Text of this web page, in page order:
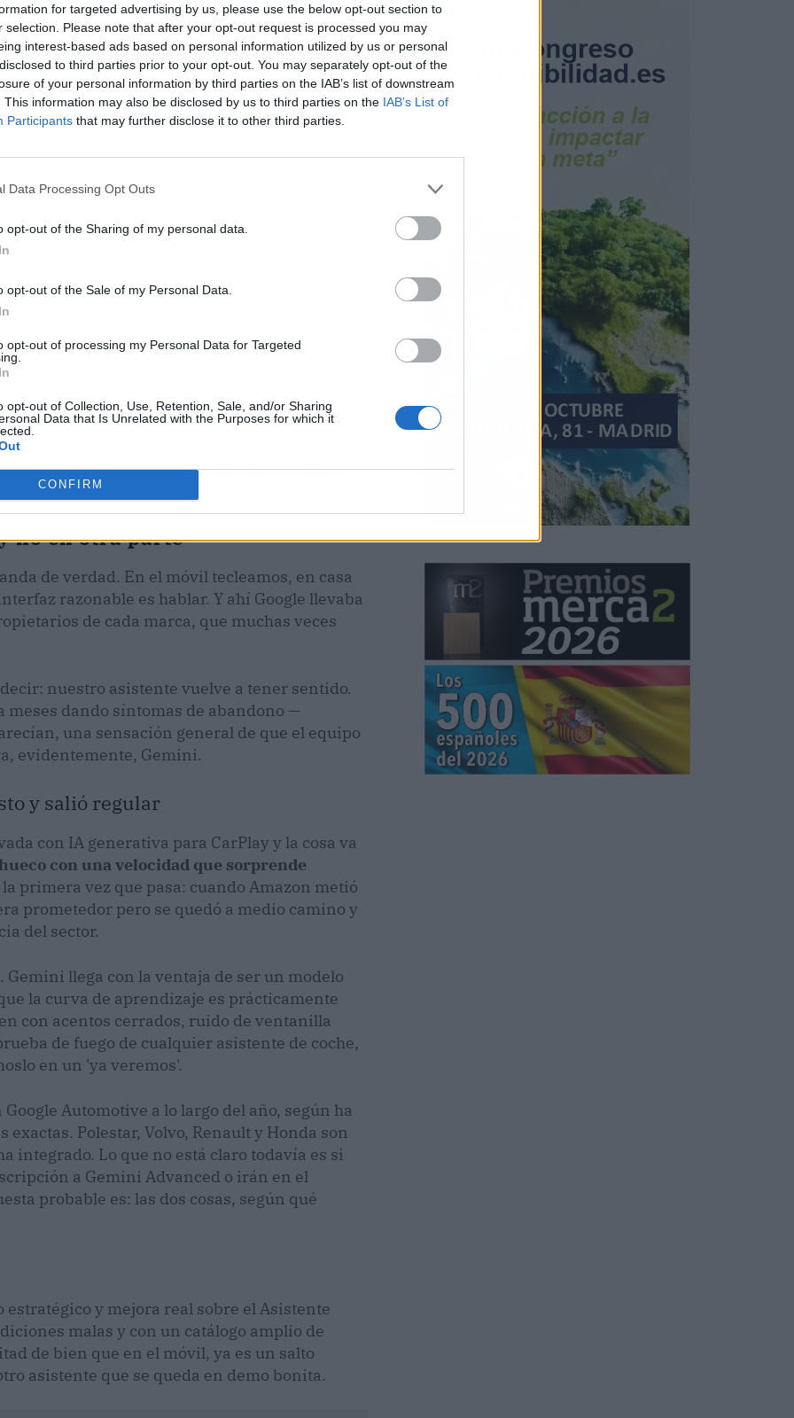
for targeted advertising by us, please use the below opt-out section to
selection. Please note that after your opt-out request is processed you may
interest-based ads based on personal information utilized by us or personal
to third parties prior to your opt-out. You may separately opt-out of the
of your personal information by third parties on the IAB’s list of downstream
This information may also be disclosed by us to third parties on the IAB’s List of
Participants that may further disclose it to other third parties.
Data Processing Opt Outs
opt-out of the Sharing of my personal data.
opt-out of the Sale of my Personal Data.
opt-out of processing my Personal Data for Targeted
opt-out of Collection, Use, Retention, Sale, and/or Sharing
Data that Is Unrelated with the Purposes for which it
CONFIRM
Gemini procesa peticiones encadenadas. Le
un poco y avísame si hay tráfico en la
todo. El Asistente de toda la vida con
no en otra parte
de verdad. En el móvil tecleamos, en casa
razonable es hablar. Y ahí Google llevaba
de cada marca, que muchas veces
nuestro asistente vuelve a tener sentido.
meses dando síntomas de abandono —
una sensación general de que el equipo
evidentemente, Gemini.
y salió regular
con IA generativa para CarPlay y la cosa va
con una velocidad que sorprende
la primera vez que pasa: cuando Amazon metió
prometedor pero se quedó a medio camino y
del sector.
llega con la ventaja de ser un modelo
la curva de aprendizaje es prácticamente
con acentos cerrados, ruido de ventanilla
de fuego de cualquier asistente de coche,
en un 'ya veremos'.
Automotive a lo largo del año, según ha
Polestar, Volvo, Renault y Honda son
integrado. Lo que no está claro todavía es si
a Gemini Advanced o irán en el
probable es: las dos cosas, según qué
y mejora real sobre el Asistente
malas y con un catálogo amplio de
de bien que en el móvil, ya es un salto
asistente que se queda en demo bonita.